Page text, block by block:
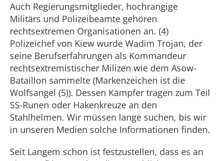
Auch Regierungsmitglieder, hochrangige
Militärs und Polizeibeamte gehören
rechtsextremen Organisationen an. (4)
Polizeichef von Kiew wurde Wadim Trojan, der
seine Berufserfahrungen als Kommandeur
rechtsextremistischer Milizen wie dem Asow-
Bataillon sammelte (Markenzeichen ist die
Wolfsangel (5)). Dessen Kämpfer tragen zum Teil
SS-Runen oder Hakenkreuze an den
Stahlhelmen. Wir müssen lange suchen, bis wir
in unseren Medien solche Informationen finden.
Seit Langem schon ist festzustellen, dass es an